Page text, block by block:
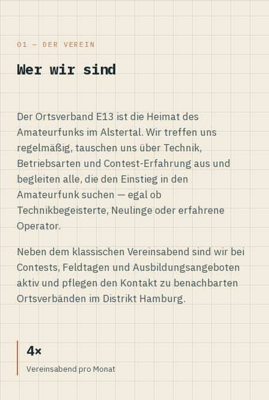
01 — DER VEREIN
Wer wir sind
Der Ortsverband E13 ist die Heimat des
Amateurfunks im Alstertal. Wir treffen uns
regelmäßig, tauschen uns über Technik,
Betriebsarten und Contest-Erfahrung aus und
begleiten alle, die den Einstieg in den
Amateurfunk suchen — egal ob
Technikbegeisterte, Neulinge oder erfahrene
Operator.
Neben dem klassischen Vereinsabend sind wir bei
Contests, Feldtagen und Ausbildungsangeboten
aktiv und pflegen den Kontakt zu benachbarten
Ortsverbänden im Distrikt Hamburg.
4×
Vereinsabend pro Monat